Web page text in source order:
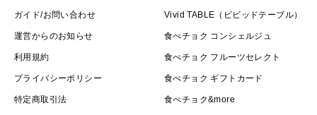
ガイド/お問い合わせ
運営からのお知らせ
利用規約
プライバシーポリシー
特定商取引法
Vivid TABLE（ビビッドテーブル）
食べチョク コンシェルジュ
食べチョク フルーツセレクト
食べチョク ギフトカード
食べチョク&more